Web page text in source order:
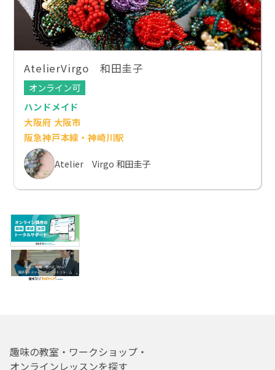
AtelierVirgo 和田圭子
オンライン可
ハンドメイド
大阪府 大阪市
阪急神戸本線・神崎川駅
Atelier Virgo 和田圭子
趣味の教室・ワークショップ・
オンラインレッスンを探す